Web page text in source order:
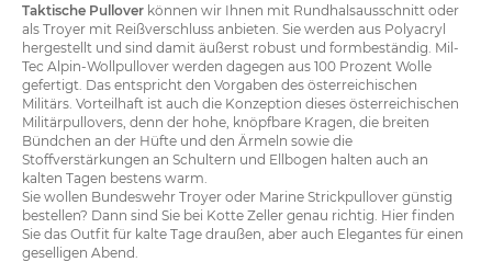
Taktische Pullover können wir Ihnen mit Rundhalsausschnitt oder
als Troyer mit Reißverschluss anbieten. Sie werden aus Polyacryl
hergestellt und sind damit äußerst robust und formbeständig. Mil-
Tec Alpin-Wollpullover werden dagegen aus 100 Prozent Wolle
gefertigt. Das entspricht den Vorgaben des österreichischen
Militärs. Vorteilhaft ist auch die Konzeption dieses österreichischen
Militärpullovers, denn der hohe, knöpfbare Kragen, die breiten
Bündchen an der Hüfte und den Ärmeln sowie die
Stoffverstärkungen an Schultern und Ellbogen halten auch an
kalten Tagen bestens warm.
Sie wollen Bundeswehr Troyer oder Marine Strickpullover günstig
bestellen? Dann sind Sie bei Kotte Zeller genau richtig. Hier finden
Sie das Outfit für kalte Tage draußen, aber auch Elegantes für einen
geselligen Abend.